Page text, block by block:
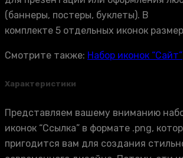
(баннеры, постеры, буклеты). В
комплекте 5 отдельных иконок
Смотрите также: Набор иконок “Сайт”
Характеристики
Представляем вашему вниманию
иконок “Ссылка” в формате .png,
пригодится вам для создания